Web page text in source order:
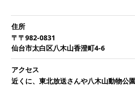
住所
〒〒982-0831
仙台市太白区八木山香澄町4-6
アクセス
近くに、東北放送さんや八木山動物公